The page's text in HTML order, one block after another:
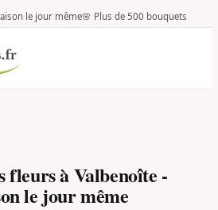
le jour même🌸 Plus de 500 bouquets
fleurs à Valbenoîte -
le jour même